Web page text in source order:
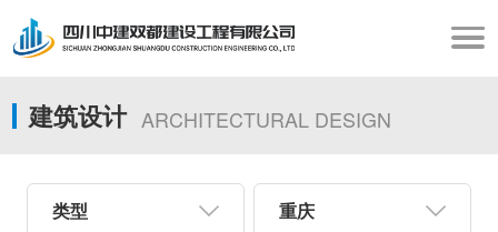
建筑设计 ARCHITECTURAL DESIGN
类型 重庆